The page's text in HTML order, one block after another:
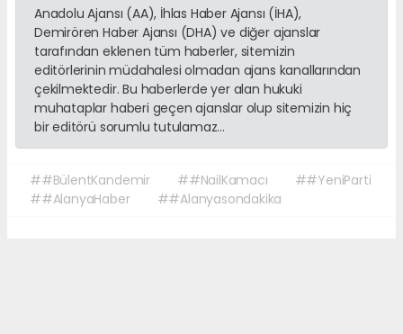
Anadolu Ajansı (AA), İhlas Haber Ajansı (İHA),
Demirören Haber Ajansı (DHA) ve diğer ajanslar
tarafından eklenen tüm haberler, sitemizin
editörlerinin müdahalesi olmadan ajans kanallarından
çekilmektedir. Bu haberlerde yer alan hukuki
muhataplar haberi geçen ajanslar olup sitemizin hiç
bir editörü sorumlu tutulamaz...
##BülentKandemir ##NailKamacı
##YeniParti
##AlanyaHaber
##Alanyasondakika